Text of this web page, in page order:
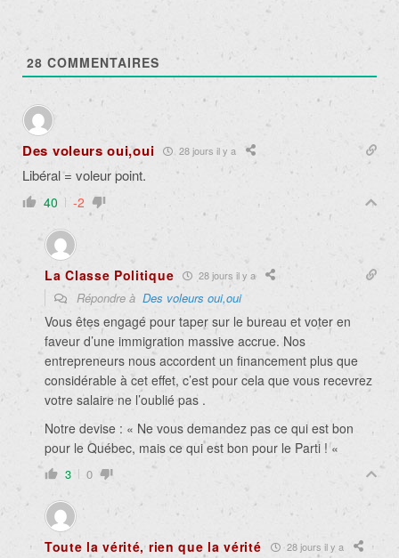
28 COMMENTAIRES
Des voleurs oui,oui 28 jours il y a
Libéral = voleur point.
40 -2
La Classe Politique 28 jours il y a
Répondre à Des voleurs oui,oui
Vous êtes engagé pour taper sur le bureau et voter en
faveur d’une immigration massive accrue. Nos
entrepreneurs nous accordent un financement plus que
considérable à cet effet, c’est pour cela que vous recevrez
votre salaire ne l’oublié pas .
Notre devise : « Ne vous demandez pas ce qui est bon
pour le Québec, mais ce qui est bon pour le Parti ! «
3 0
Toute la vérité, rien que la vérité 28 jours il y a